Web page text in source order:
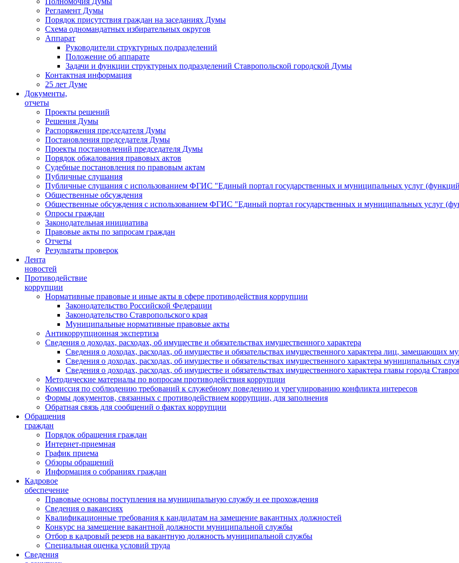
Регламент Думы
Порядок присутствия граждан на заседаниях Думы
Схема одномандатных избирательных округов
Аппарат
Руководители структурных подразделений
Положение об аппарате
Задачи и функции структурных подразделений Ставропольской городской Думы
Контактная информация
25 лет Думе
Документы,
отчеты
Проекты решений
Решения Думы
Распоряжения председателя Думы
Постановления председателя Думы
Проекты постановлений председателя Думы
Порядок обжалования правовых актов
Судебные постановления по правовым актам
Публичные слушания
Публичные слушания с использованием ФГИС "Единый портал государственных и муниципальных услуг
Общественные обсуждения
Общественные обсуждения с использованием ФГИС "Единый портал государственных и муниципальных услуг
Опросы граждан
Законодательная инициатива
Правовые акты по запросам граждан
Отчеты
Результаты проверок
Лента
новостей
Противодействие
коррупции
Нормативные правовые и иные акты в сфере противодействия коррупции
Законодательство Российской Федерации
Законодательство Ставропольского края
Муниципальные нормативные правовые акты
Антикоррупционная экспертиза
Сведения о доходах, расходах, об имуществе и обязательствах имущественного характера
Сведения о доходах, расходах, об имуществе и обязательствах имущественного характера лиц,
Сведения о доходах, расходах, об имуществе и обязательствах имущественного характера муниципальных
Сведения о доходах, расходах, об имуществе и обязательствах имущественного характера главы города
Методические материалы по вопросам противодействия коррупции
Комиссия по соблюдению требований к служебному поведению и урегулированию конфликта интересов
Формы документов, связанных с противодействием коррупции, для заполнения
Обратная связь для сообщений о фактах коррупции
Обращения
граждан
Порядок обращения граждан
Интернет-приемная
График приема
Обзоры обращений
Информация о собраниях граждан
Кадровое
обеспечение
Правовые основы поступления на муниципальную службу и ее прохождения
Сведения о вакансиях
Квалификационные требования к кандидатам на замещение вакантных должностей
Конкурс на замещение вакантной должности муниципальной службы
Отбор в кадровый резерв на вакантную должность муниципальной службы
Специальная оценка условий труда
Сведения